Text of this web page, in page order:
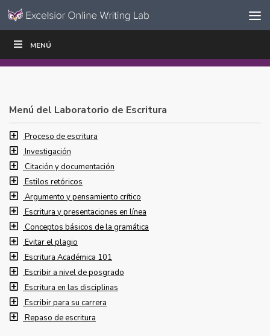
Ir al contenido
navegación
MENÚ
ESCRIBIR
Menú del Laboratorio de Escritura
Proceso de escritura
Investigación
Citación y documentación
Estilos retóricos
Argumento y pensamiento crítico
Escritura y presentaciones en línea
Conceptos básicos de la gramática
Evitar el plagio
Escritura Académica 101
Escribir a nivel de posgrado
Escritura en las disciplinas
Escribir para su carrera
Repaso de escritura